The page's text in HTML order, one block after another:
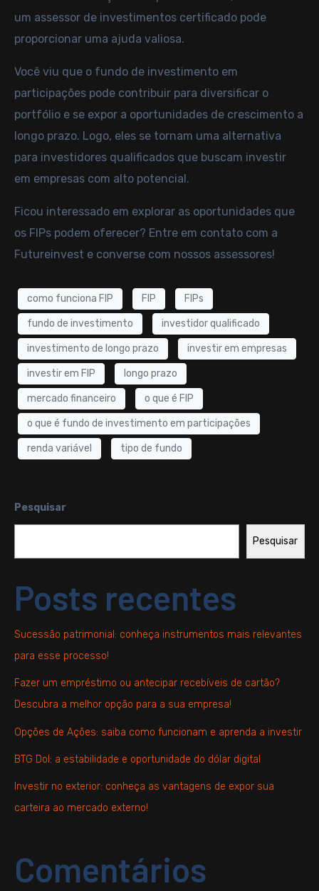
um assessor de investimentos certificado pode
proporcionar uma ajuda valiosa.
Você viu que o fundo de investimento em
participações pode contribuir para diversificar o
portfólio e se expor a oportunidades de crescimento a
longo prazo. Logo, eles se tornam uma alternativa
para investidores qualificados que buscam investir
em empresas com alto potencial.
Ficou interessado em explorar as oportunidades que
os FIPs podem oferecer? Entre em contato com a
Futureinvest e converse com nossos assessores!
como funciona FIP FIP FIPs
fundo de investimento investidor qualificado
investimento de longo prazo investir em empresas
investir em FIP longo prazo
mercado financeiro o que é FIP
o que é fundo de investimento em participações
renda variável tipo de fundo
Pesquisar
Pesquisar
Posts recentes
Sucessão patrimonial: conheça instrumentos mais relevantes
para esse processo!
Fazer um empréstimo ou antecipar recebíveis de cartão?
Descubra a melhor opção para a sua empresa!
Opções de Ações: saiba como funcionam e aprenda a investir
BTG Dol: a estabilidade e oportunidade do dólar digital
Investir no exterior: conheça as vantagens de expor sua
carteira ao mercado externo!
Comentários